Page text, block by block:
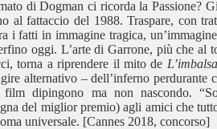
di Dogman ci ricorda la Passione?
al fattaccio del 1988. Traspare, con
i fatti in immagine tragica,
oggi. L’arte di Garrone, più che al
torna a riprendere il mito de
alternativo – dell’inferno
dipingono ma non nascondo.
del miglior premio) agli amici che
universale. [Cannes 2018, concorso]